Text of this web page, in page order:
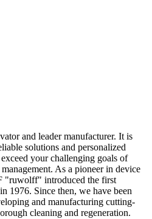
and leader manufacturer. It is
solutions and personalized
your challenging goals of
As a pioneer in device
"ruwolff" introduced the first
1976. Since then, we have been
and manufacturing cutting-
cleaning and regeneration.